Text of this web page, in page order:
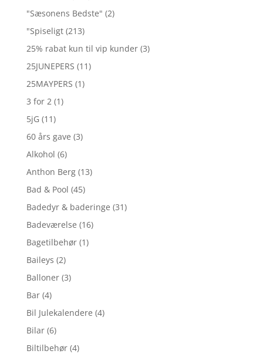
"Sæsonens Bedste" (2)
"Spiseligt (213)
25% rabat kun til vip kunder (3)
25JUNEPERS (11)
25MAYPERS (1)
3 for 2 (1)
5jG (11)
60 års gave (3)
Alkohol (6)
Anthon Berg (13)
Bad & Pool (45)
Badedyr & baderinge (31)
Badeværelse (16)
Bagetilbehør (1)
Baileys (2)
Balloner (3)
Bar (4)
Bil Julekalendere (4)
Bilar (6)
Biltilbehør (4)